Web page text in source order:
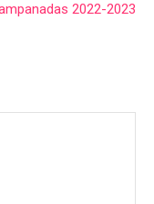
2022-2023